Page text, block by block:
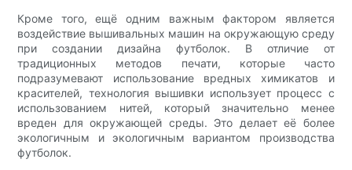
Кроме того, ещё одним важным фактором является
воздействие вышивальных машин на окружающую среду
при создании дизайна футболок. В отличие от
традиционных методов печати, которые часто
подразумевают использование вредных химикатов и
красителей, технология вышивки использует процесс с
использованием нитей, который значительно менее
вреден для окружающей среды. Это делает её более
экологичным и экологичным вариантом производства
футболок.